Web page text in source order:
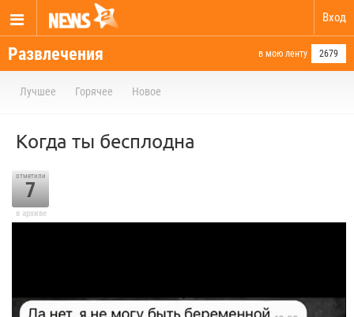
Вход
Развлечения в мою ленту 2679
Лучшее Горячее Новое
Когда ты бесплодна
отметили
7
в архиве